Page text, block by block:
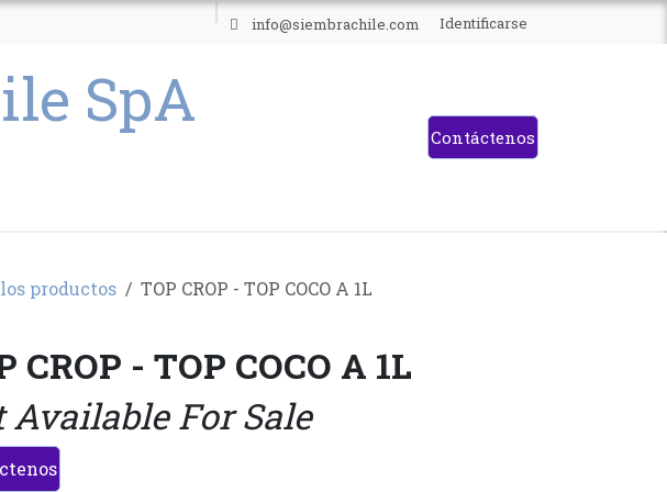
info@siembrachile.com Identificarse
Contáctenos
productos TOP CROP - TOP COCO A 1L
CROP - TOP COCO A 1L
Available For Sale